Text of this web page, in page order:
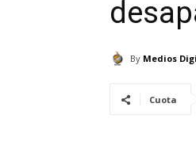
By Medios
Cuota